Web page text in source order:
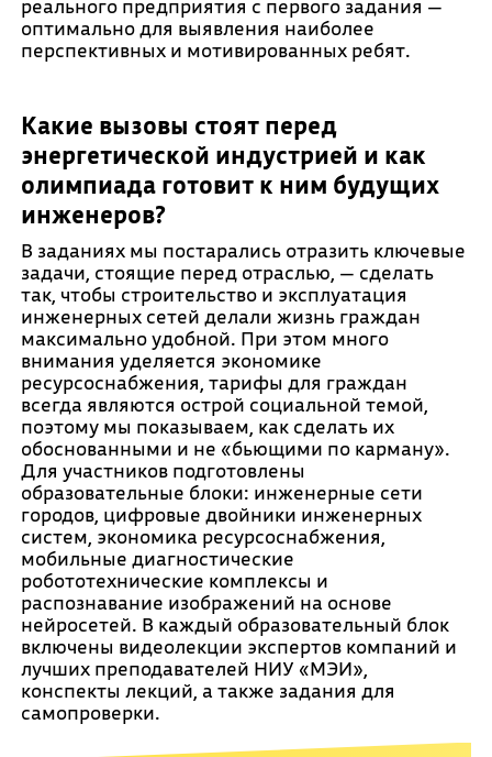
реального предприятия с первого задания —
оптимально для выявления наиболее
перспективных и мотивированных ребят.
Какие вызовы стоят перед
энергетической индустрией и как
олимпиада готовит к ним будущих
инженеров?
В заданиях мы постарались отразить ключевые
задачи, стоящие перед отраслью, — сделать
так, чтобы строительство и эксплуатация
инженерных сетей делали жизнь граждан
максимально удобной. При этом много
внимания уделяется экономике
ресурсоснабжения, тарифы для граждан
всегда являются острой социальной темой,
поэтому мы показываем, как сделать их
обоснованными и не «бьющими по карману».
Для участников подготовлены
образовательные блоки: инженерные сети
городов, цифровые двойники инженерных
систем, экономика ресурсоснабжения,
мобильные диагностические
робототехнические комплексы и
распознавание изображений на основе
нейросетей. В каждый образовательный блок
включены видеолекции экспертов компаний и
лучших преподавателей НИУ «МЭИ»,
конспекты лекций, а также задания для
самопроверки.